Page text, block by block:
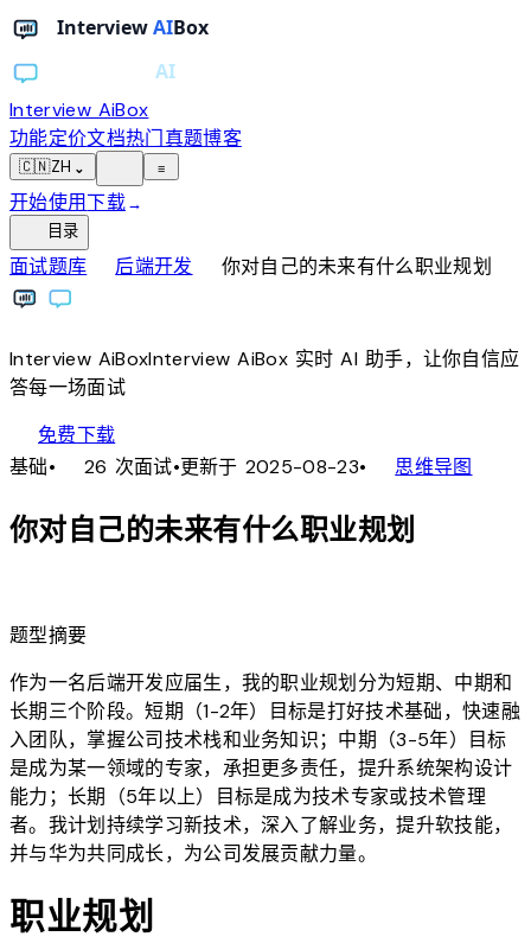
Interview AiBox
功能定价文档热门真题博客
🇨🇳ZH ⌄ ≡
开始使用下载→
目录
面试题库chevron_right后端开发chevron_right 你对自己的未来有什么职业规划
Interview AiBoxInterviewAiBox实时 AI 助手，让你自信应
答每一场面试
免费下载
基础• 26 次面试•更新于 2025-08-23• account_tree思维导图
你对自己的未来有什么职业规划
题型摘要
作为一名后端开发应届生，我的职业规划分为短期、中期和
长期三个阶段。短期（1-2年）目标是打好技术基础，快速融
入团队，掌握公司技术栈和业务知识；中期（3-5年）目标
是成为某一领域的专家，承担更多责任，提升系统架构设计
能力；长期（5年以上）目标是成为技术专家或技术管理
者。我计划持续学习新技术，深入了解业务，提升软技能，
并与华为共同成长，为公司发展贡献力量。
职业规划